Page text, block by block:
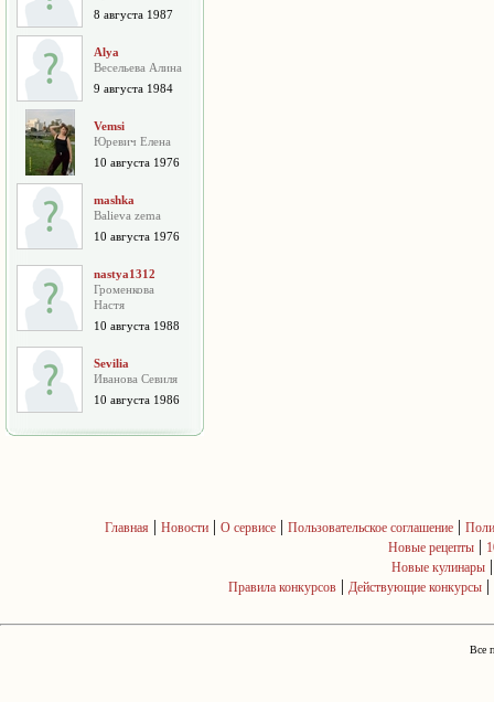
8 августа 1987
Alya
Весельева Алина
9 августа 1984
Vemsi
Юревич Елена
10 августа 1976
mashka
Balieva zema
10 августа 1976
nastya1312
Громенкова
Настя
10 августа 1988
Sevilia
Иванова Севиля
10 августа 1986
Главная | Новости| О сервисе| Пользовательское соглашение|
Новые рецепты |
Новые кулинары
Правила конкурсов | Действующие конкурсы |
Все